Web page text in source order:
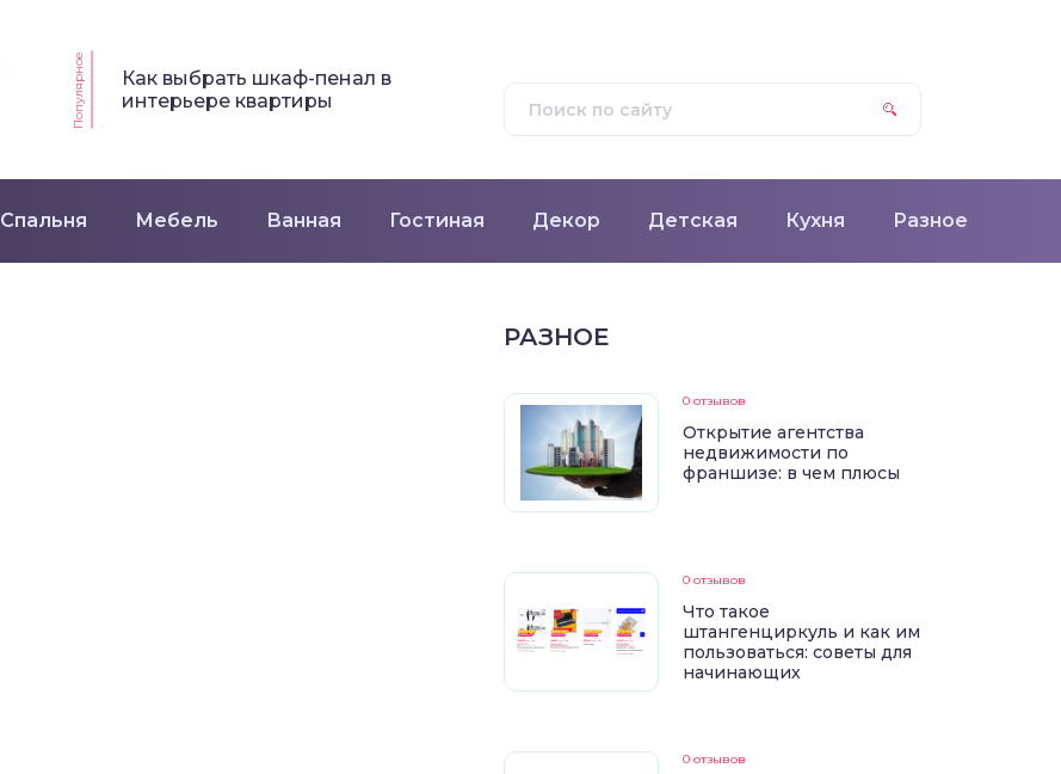
Популярное
Как выбрать шкаф-пенал в
интерьере квартиры
Спальня Мебель Ванная Гостиная Декор Детская Кухня Разное
РАЗНОЕ
0 отзывов
Открытие агентства
недвижимости по
франшизе: в чем плюсы
0 отзывов
Что такое
штангенциркуль и как им
пользоваться: советы для
начинающих
0 отзывов